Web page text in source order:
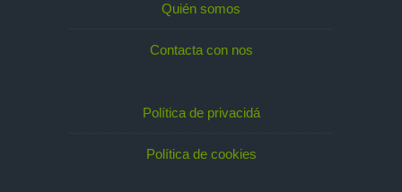
Quién somos
Contacta con nos
Política de privacidá
Política de cookies